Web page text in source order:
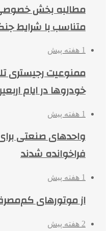
مطالبه بخش خصوصی
متناسب با شرایط
1 هفته پیش
ممنوعیت رجیستری
خودروها در ایام
1 هفته پیش
واحدهای صنعتی برای
فراخوانده شدند
1 هفته پیش
از موتورهای
2 هفته پیش